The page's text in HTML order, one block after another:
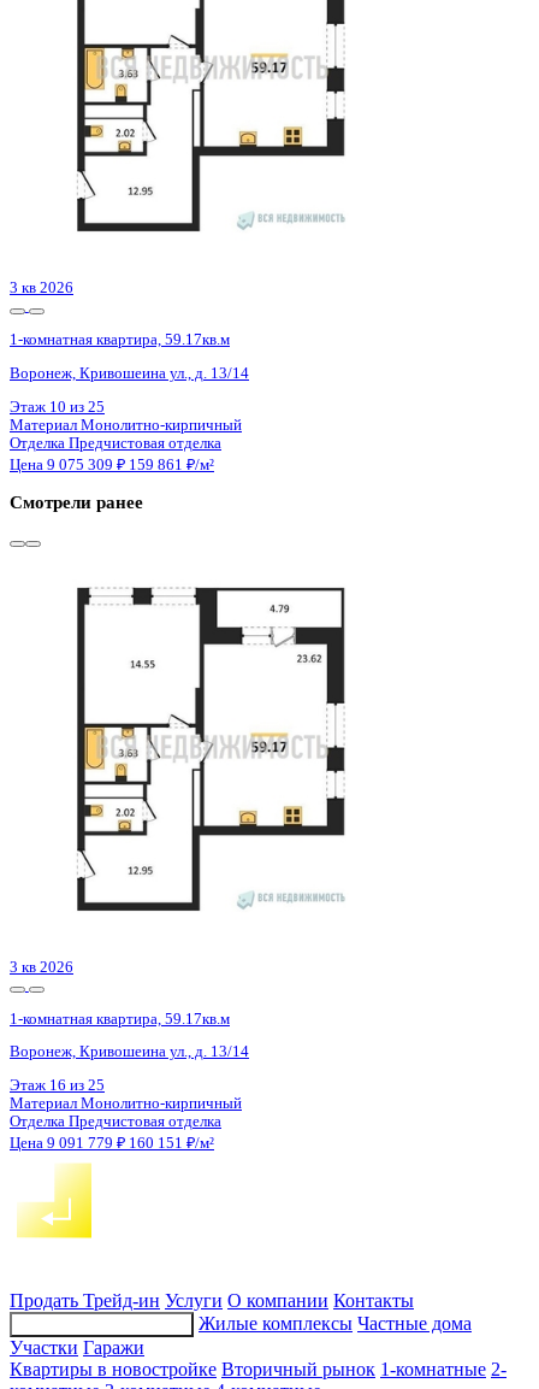
3 кв 2026
1-комнатная квартира, 59.17кв.м
Воронеж, Кривошеина ул., д. 13/14
Этаж 12 из 25
Отделка Предчистовая отделка
3 кв 2026
1-комнатная квартира, 59.17кв.м
Воронеж, Кривошеина ул., д. 13/14
Этаж 16 из 25
Материал
Продать Трейд-ин Услуги О компании Контакты
Жилые комплексы Частные дома
Участки Гаражи
Квартиры в новостройке Вторичный рынок 1-комнатные 2-